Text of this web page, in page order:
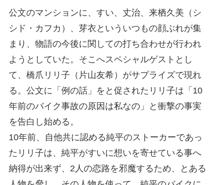
公文のマンションに、すい、丈治、来栖久美（シ
シド・カフカ）、芽衣といういつもの顔ぶれが集
まり、物語の今後に関しての打ち合わせが行われ
ようとしていた。そこへスペシャルゲストとし
て、橋爪リリ子（片山友希）がサプライズで現れ
る。公文に「例の話」をと促されたリリ子は「10
年前のバイク事故の原因は私なの」と衝撃の事実
を告白し始める。
10年前、自他共に認める純平のストーカーであっ
たリリ子は、純平がすいに想いを寄せている事へ
納得が出来ず、2人の恋路を邪魔するため、とある